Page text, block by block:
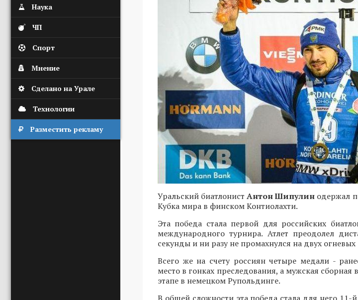
Наука
ЧП
Спорт
Мнение
Сделано на Урале
Технологии
Разместить рекламу
Уральский биатлонистАнтон Шипулин одержал
Кубка мира в финском Контиолахти.
Эта победа стала первой для российских
международного турнира. Атлет преодолел
секунды и ни разу не промахнулся на двух огневых
Всего же на счету россиян четыре медали -
место в гонках преследования, а мужская сборная
этапе в немецком Рупольдинге.